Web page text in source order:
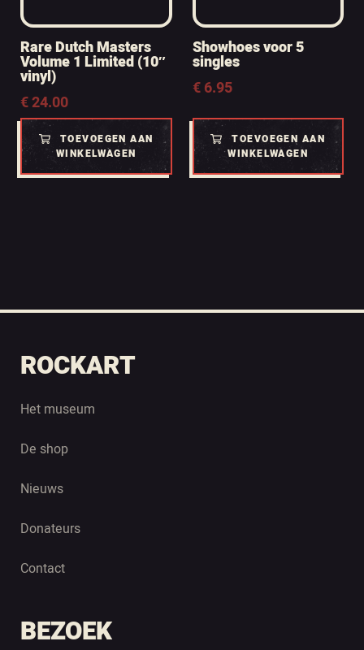
Rare Dutch Masters
Volume 1 Limited (10″
vinyl)
€24.00
TOEVOEGEN AAN
WINKELWAGEN
Showhoes voor 5
singles
€6.95
TOEVOEGEN AAN
WINKELWAGEN
ROCKART
Het museum
De shop
Nieuws
Donateurs
Contact
BEZOEK